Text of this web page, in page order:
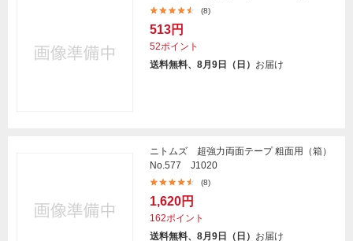
(8)
513円
52ポイント
送料無料、8月9日（日） お届け
ニトムズ 超強力両面テープ 粗面用（箱）
No.577 J1020
(8)
1,620円
162ポイント
送料無料、8月9日（日） お届け